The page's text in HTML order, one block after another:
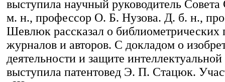
выступила научный руководитель
м. н., профессор О. Б. Нузова. Д. б. н.,
Шевлюк рассказал о библиометрических
журналов и авторов. С докладом о
деятельности и защите
выступила патентовед Э. П. Стацюк.